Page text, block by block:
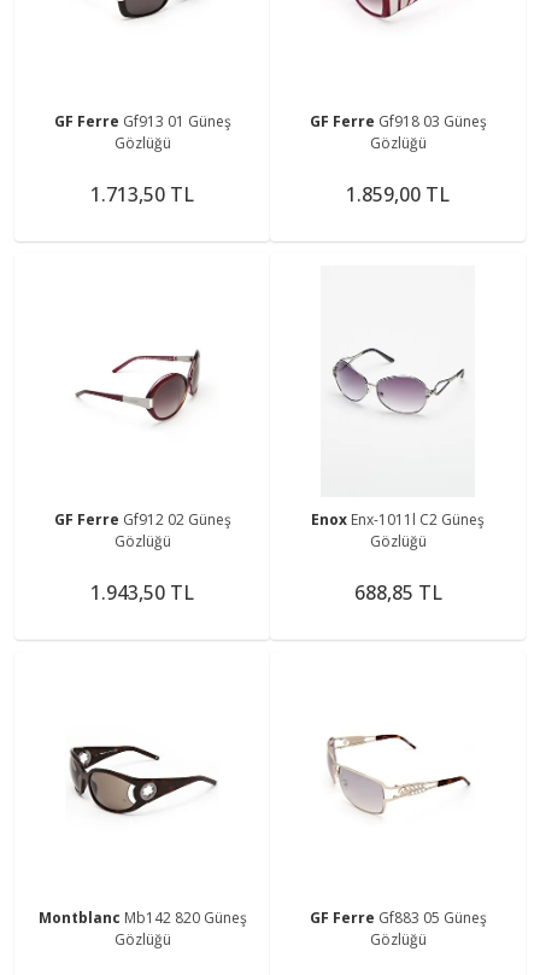
GF Ferre Gf913 01 Güneş
Gözlüğü
1.713,50 TL
GF Ferre Gf918 03 Güneş
Gözlüğü
1.859,00 TL
GF Ferre Gf912 02 Güneş
Gözlüğü
1.943,50 TL
Enox Enx-1011l C2 Güneş
Gözlüğü
688,85 TL
Montblanc Mb142 820 Güneş
Gözlüğü
GF Ferre Gf883 05 Güneş
Gözlüğü